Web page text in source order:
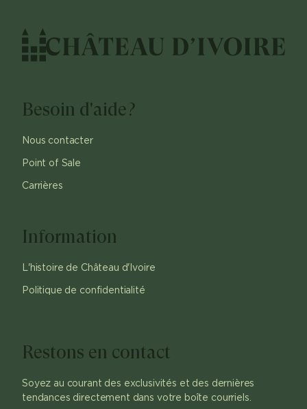
Besoin d'aide?
Nous contacter
Point of Sale
Carrières
Information
L'histoire de Château d'Ivoire
Politique de confidentialité
Restons en contact
Soyez au courant des exclusivités et des dernières
tendances directement dans votre boîte courriels.